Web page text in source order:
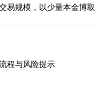
易规模，以少量本金博取
程与风险提示